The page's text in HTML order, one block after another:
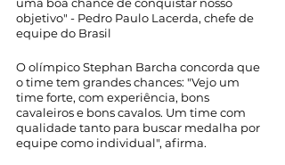
objetivo" - Pedro Paulo Lacerda, chefe de
equipe do Brasil
O olímpico Stephan Barcha concorda que
o time tem grandes chances: "Vejo um
time forte, com experiência, bons
cavaleiros e bons cavalos. Um time com
qualidade tanto para buscar medalha por
equipe como individual", afirma.